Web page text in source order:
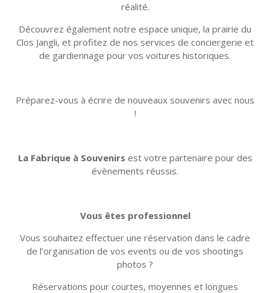
réalité.
Découvrez également notre espace unique, la prairie du
Clos Jangli, et profitez de nos services de conciergerie et
de gardiennage pour vos voitures historiques.
Préparez-vous à écrire de nouveaux souvenirs avec nous
!
La Fabrique à Souvenirs est votre partenaire pour des
évènements réussis.
Vous êtes professionnel
Vous souhaitez effectuer une réservation dans le cadre
de l’organisation de vos events ou de vos shootings
photos ?
Réservations pour courtes, moyennes et longues